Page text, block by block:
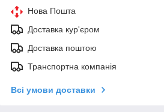
Нова Пошта
Доставка кур'єром
Доставка поштою
Транспортна компанія
Всі умови доставки